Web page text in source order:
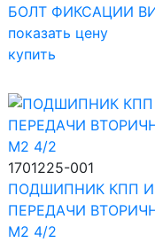
БОЛТ ФИКСАЦИИ
показать цену
купить
1701225-001
ПОДШИПНИК КПП
ПЕРЕДАЧИ
M2 4/2